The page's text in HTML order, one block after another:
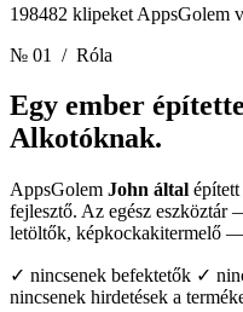
198482 klipeket AppsGolem
№ 01
/ Róla
Egy ember
Alkotóknak.
AppsGolem John által
fejlesztő. Az egész
letöltők, képkockakitermelő
✓ nincsenek befektetők ✓
nincsenek hirdetések a